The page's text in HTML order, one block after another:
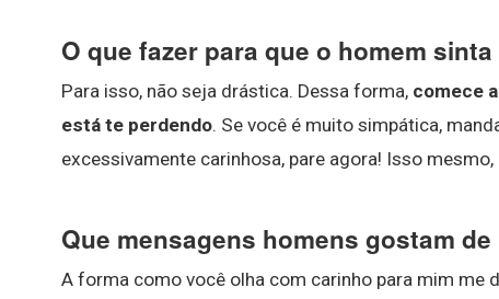
O que fazer para que o homem
Para isso, não seja drástica. Dessa forma, comece
está te perdendo. Se você é muito simpática,
excessivamente carinhosa, pare agora! Isso
Que mensagens homens gostam
A forma como você olha com carinho para mim me